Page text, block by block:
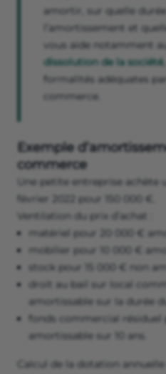
amortir, sur quelle
l’amortissement et
vous aide notamment
dissolution de la société
formalités adéquates
commerce.
Exemple
commerce
Une petite entreprise
février 2022 pour 150 000 €.
Ventilation du prix d’achat :
matériel pour 20 000 €
mobilier pour 10 000 €
stock pour 15 000 € non
droit au bail sur local
amortissable sur la durée
fonds commercial résiduel
amortissable sur 10 ans.
Calcul de la dotation